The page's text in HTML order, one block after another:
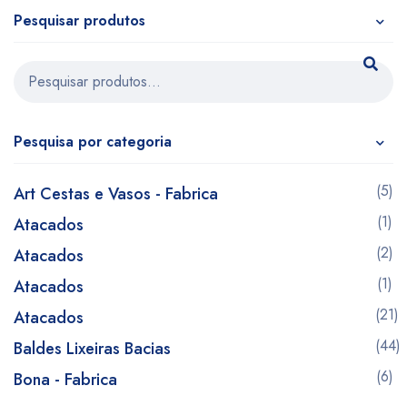
Pesquisar produtos
Pesquisa por categoria
Art Cestas e Vasos - Fabrica (5)
Atacados (1)
Atacados (2)
Atacados (1)
Atacados (21)
Baldes Lixeiras Bacias (44)
Bona - Fabrica (6)